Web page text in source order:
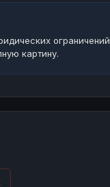
картину.